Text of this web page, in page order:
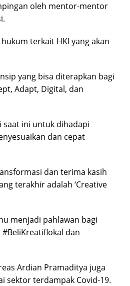
oleh mentor-mentor
terkait HKI yang akan
yang bisa diterapkan bagi
Adapt, Digital, dan
saat ini untuk dihadapi
dan cepat
dan terima kasih
terakhir adalah ‘Creative
menjadi pahlawan bagi
dan
Ardian Pramaditya juga
sektor terdampak Covid-19.